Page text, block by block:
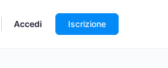
Accedi Iscrizione